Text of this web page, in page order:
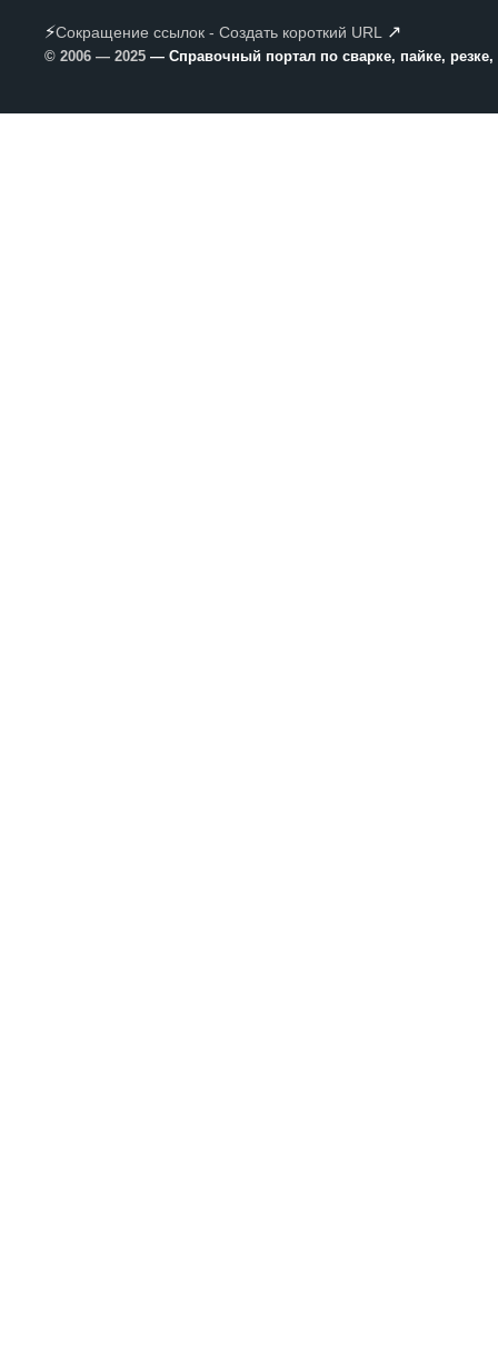
⚡Сокращение ссылок - Создать короткий URL ↗
© 2006 — 2025 — Справочный портал по сварке, пайке,